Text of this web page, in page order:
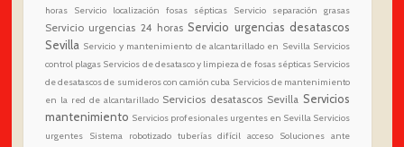
horas
Servicio localización fosas sépticas Servicio separación grasas
Servicio urgencias 24 horas Servicio urgencias desatascos
Sevilla Servicio y mantenimiento de alcantarillado en Sevilla Servicios
control plagas Servicios de desatasco y limpieza de fosas sépticas Servicios
de desatascos de sumideros con camión cuba Servicios de mantenimiento
en la red de alcantarillado Servicios desatascos Sevilla Servicios
mantenimiento Servicios profesionales urgentes en Sevilla Servicios
urgentes
Sistema robotizado tuberías difícil acceso
Soluciones ante